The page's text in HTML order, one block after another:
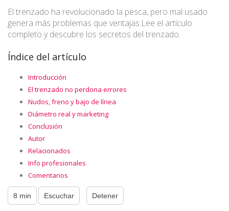
El trenzado ha revolucionado la pesca, pero mal usado
genera más problemas que ventajas.Lee el artículo
completo y descubre los secretos del trenzado.
Índice del artículo
Introducción
El trenzado no perdona errores
Nudos, freno y bajo de línea
Diámetro real y marketing
Conclusión
Autor
Relacionados
Info profesionales
Comentarios
8 min Escuchar Detener